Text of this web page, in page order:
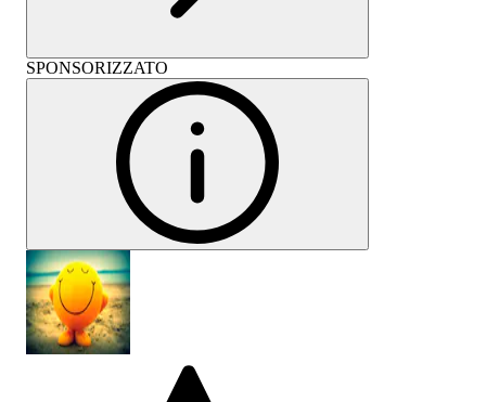
SPONSORIZZATO